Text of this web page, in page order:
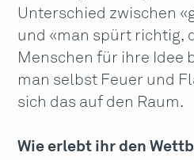
Unterschied zwischen
und «man spürt richtig,
Menschen für ihre Idee
man selbst Feuer und
sich das auf den Raum.
Wie erlebt ihr den